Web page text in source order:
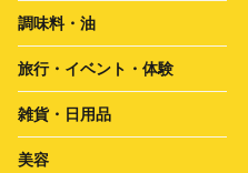
調味料・油
旅行・イベント・体験
雑貨・日用品
美容